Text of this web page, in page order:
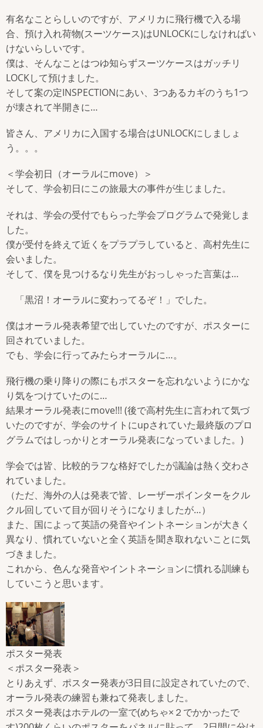
有名なことらしいのですが、アメリカに飛行機で入る場
合、預け入れ荷物(スーツケース)はUNLOCKにしなければい
けないらしいです。
僕は、そんなことはつゆ知らずスーツケースはガッチリ
LOCKして預けました。
そして案の定INSPECTIONにあい、3つあるカギのうち1つ
が壊されて半開きに…
皆さん、アメリカに入国する場合はUNLOCKにしましょ
う。。。
＜学会初日（オーラルにmove）＞
そして、学会初日にこの旅最大の事件が生じました。
それは、学会の受付でもらった学会プログラムで発覚しま
した。
僕が受付を終えて近くをプラプラしていると、高村先生に
会いました。
そして、僕を見つけるなり先生がおっしゃった言葉は…
「黒沼！オーラルに変わってるぞ！」でした。
僕はオーラル発表希望で出していたのですが、ポスターに
回されていました。
でも、学会に行ってみたらオーラルに…。
飛行機の乗り降りの際にもポスターを忘れないようにかな
り気をつけていたのに…
結果オーラル発表にmove!!! (後で高村先生に言われて気づ
いたのですが、学会のサイトにupされていた最終版のプロ
グラムではしっかりとオーラル発表になっていました。)
学会では皆、比較的ラフな格好でしたが議論は熱く交わさ
れていました。
（ただ、海外の人は発表で皆、レーザーポインターをクル
クル回していて目が回りそうになりましたが…）
また、国によって英語の発音やイントネーションが大きく
異なり、慣れていないと全く英語を聞き取れないことに気
づきました。
これから、色んな発音やイントネーションに慣れる訓練も
していこうと思います。
ポスター発表
＜ポスター発表＞
とりあえず、ポスター発表が3日目に設定されていたので、
オーラル発表の練習も兼ねて発表しました。
ポスター発表はホテルの一室で(めちゃ×２でかかったで